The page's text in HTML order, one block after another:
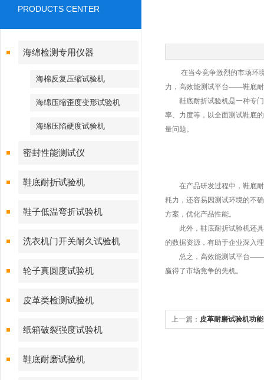
PRODUCTS CENTER
海绵检测专用仪器
海棉反复压缩试验机
海绵压缩歪度变形试验机
海绵压陷硬度试验机
密封性能测试仪
鞋底耐折试验机
鞋子低温弯折试验机
洗衣机门开关耐久试验机
轮子真圆度试验机
皮革类检测试验机
纸箱破裂强度试验机
鞋底耐磨试验机
在当今竞争激烈的市场环境
力，高效能测试平台——鞋底耐
鞋底耐折试验机是一种专门
率、力度等，以全面测试鞋底
量问题。
在产品研发过程中，鞋底耐
耗力，还容易因测试环境的不
方案，优化产品性能。
此外，鞋底耐折试验机还具
的数据资源，有助于企业深入
总之，高效能测试平台——鞋
赢得了市场竞争的先机。
上一篇： 皮革耐磨试验机功